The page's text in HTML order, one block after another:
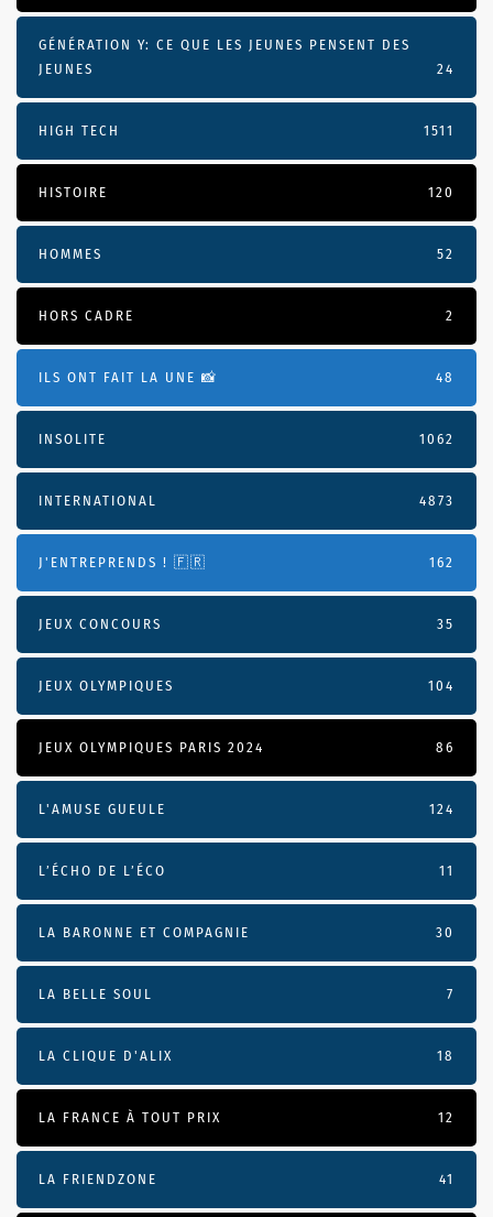
GÉNÉRATION Y: CE QUE LES JEUNES PENSENT DES
JEUNES
24
HIGH TECH 1511
HISTOIRE 120
HOMMES 52
HORS CADRE 2
ILS ONT FAIT LA UNE 📸 48
INSOLITE 1062
INTERNATIONAL 4873
J'ENTREPRENDS ! 🇫🇷 162
JEUX CONCOURS 35
JEUX OLYMPIQUES 104
JEUX OLYMPIQUES PARIS 2024 86
L'AMUSE GUEULE 124
L’ÉCHO DE L’ÉCO 11
LA BARONNE ET COMPAGNIE 30
LA BELLE SOUL 7
LA CLIQUE D'ALIX 18
LA FRANCE À TOUT PRIX 12
LA FRIENDZONE 41